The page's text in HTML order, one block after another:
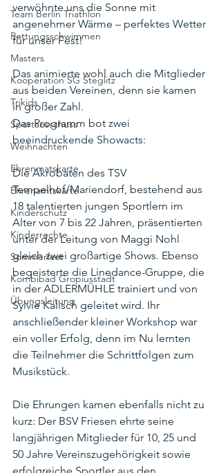
Team Berlin Triathlon
Rettungsschwimmen
Masters
Kooperation SG Steglitz
Trikids
Sportausschuss
Weihnachten
Ehrenmatskarte
Ehrenamtskarte
Kinderschutz
Kinderrechte
Sommerfest
Kombibad Gropiusstadt
Übungsleitung
verwöhnte uns die Sonne mit
angenehmer Wärme – perfektes Wetter
für unser Fest!
Das animierte wohl auch die Mitglieder
aus beiden Vereinen, denn sie kamen
in großer Zahl.
Das Programm bot zwei
beeindruckende Showacts:
Die Akrobaten des TSV
Tempelhof/Mariendorf, bestehend aus
18 talentierten jungen Sportlern im
Alter von 7 bis 22 Jahren, präsentierten
unter der Leitung von Maggi Nohl
gleich zwei großartige Shows. Ebenso
begeisterte die Linedance-Gruppe, die
in der ADLERMÜHLE trainiert und von
Sylvie Kalisch geleitet wird. Ihr
anschließender kleiner Workshop war
ein voller Erfolg, denn im Nu lernten
die Teilnehmer die Schrittfolgen zum
Musikstück.
Die Ehrungen kamen ebenfalls nicht zu
kurz: Der BSV Friesen ehrte seine
langjährigen Mitglieder für 10, 25 und
50 Jahre Vereinszugehörigkeit sowie